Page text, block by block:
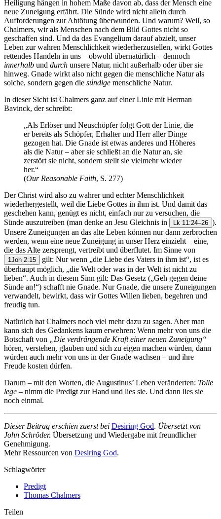
Heiligung hängen in hohem Maße davon ab, dass der Mensch eine
neue Zuneigung erfährt. Die Sünde wird nicht allein durch
Aufforderungen zur Abtötung überwunden. Und warum? Weil, so
Chalmers, wir als Menschen nach dem Bild Gottes nicht so
geschaffen sind. Und da das Evangelium darauf abzielt, unser
Leben zur wahren Menschlichkeit wiederherzustellen, wirkt Gottes
rettendes Handeln in uns – obwohl übernatürlich – dennoch
innerhalb und durch unsere Natur, nicht außerhalb oder über sie
hinweg. Gnade wirkt also nicht gegen die menschliche Natur als
solche, sondern gegen die sündige menschliche Natur.
In dieser Sicht ist Chalmers ganz auf einer Linie mit Herman
Bavinck, der schreibt:
„Als Erlöser und Neuschöpfer folgt Gott der Linie, die
er bereits als Schöpfer, Erhalter und Herr aller Dinge
gezogen hat. Die Gnade ist etwas anderes und Höheres
als die Natur – aber sie schließt an die Natur an, sie
zerstört sie nicht, sondern stellt sie vielmehr wieder
her.“
(Our Reasonable Faith, S. 277)
Der Christ wird also zu wahrer und echter Menschlichkeit
wiederhergestellt, weil die Liebe Gottes in ihm ist. Und damit das
geschehen kann, genügt es nicht, einfach nur zu versuchen, die
Sünde auszutreiben (man denke an Jesu Gleichnis in
Lk 11:24–26 ).
Unsere Zuneigungen an das alte Leben können nur dann zerbrochen
werden, wenn eine neue Zuneigung in unser Herz einzieht – eine,
die das Alte zersprengt, vertreibt und überflutet. Im Sinne von
1Joh 2:15
gilt: Nur wenn „die Liebe des Vaters in ihm ist“, ist es
überhaupt möglich, „die Welt oder was in der Welt ist nicht zu
lieben“. Auch in diesem Sinn gilt: Das Gesetz („Geh gegen deine
Sünde an!“) schafft nie Gnade. Nur Gnade, die unsere Zuneigungen
verwandelt, bewirkt, dass wir Gottes Willen lieben, begehren und
freudig tun.
Natürlich hat Chalmers noch viel mehr dazu zu sagen. Aber man
kann sich des Gedankens kaum erwehren: Wenn mehr von uns die
Botschaft von
„Die verdrängende Kraft einer neuen Zuneigung“
hören, verstehen, glauben und sich zu eigen machen würden, dann
würden auch mehr von uns in der Gnade wachsen – und ihre
Freude kosten dürfen.
Darum – mit den Worten, die Augustinus’ Leben veränderten: Tolle
lege – nimm die Predigt zur Hand und lies sie. Und dann lies sie
noch einmal.
Dieser Beitrag erschien zuerst bei Desiring God. Übersetzt von
John Schröder. Übersetzung und Wiedergabe mit freundlicher
Genehmigung.
Mehr Ressourcen von Desiring God.
Schlagwörter
Predigt
Thomas Chalmers
Teilen